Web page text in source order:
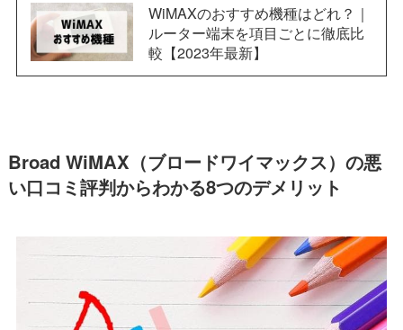
WiMAXのおすすめ機種はどれ？｜
ルーター端末を項目ごとに徹底比
較【2023年最新】
Broad WiMAX（ブロードワイマックス）の悪
い口コミ評判からわかる8つのデメリット